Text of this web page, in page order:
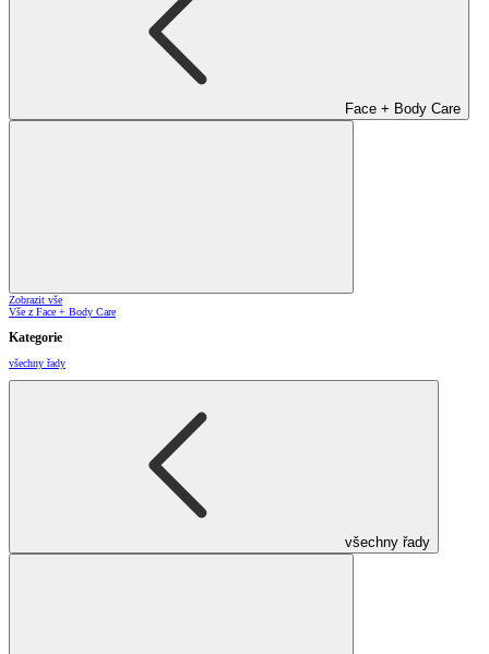
Face + Body Care
Zobrazit vše
Vše z Face + Body Care
Kategorie
všechny řady
všechny řady